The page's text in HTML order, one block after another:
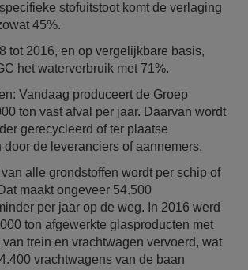
stofuitstoot komt de verlaging
45%.
tot 2016, en op vergelijkbare basis,
het waterverbruik met 71%.
Vandaag produceert de Groep
ton vast afval per jaar. Daarvan wordt
gerecycleerd of ter plaatse
de leveranciers of aannemers.
alle grondstoffen wordt per schip of
maakt ongeveer 54.500
per jaar op de weg. In 2016 werd
ton afgewerkte glasproducten met
trein en vrachtwagen vervoerd, wat
vrachtwagens van de baan